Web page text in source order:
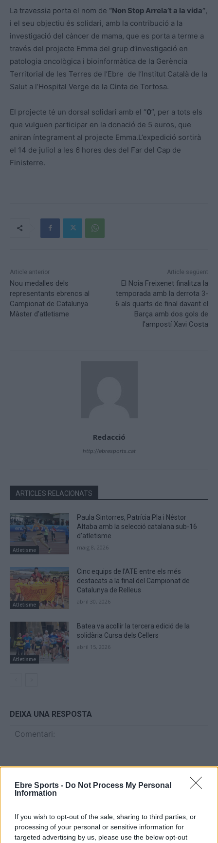
Ebre Sports - Do Not Process My Personal
Information
If you wish to opt-out of the sale, sharing to third parties, or
processing of your personal or sensitive information for
targeted advertising by us, please use the below opt-out
La travessia porta el nom de “Non Stop Arrela’t a la vida”,
i el seu objectiu és solidari, amb la contribució a la
investigació del càncer de mama, que es porta a terme a
través del projecte Emma del grup d’investigació en
patologia oncològica i bioinformàtica de la Gerència
Territorial de les Terres de l’Ebre de l’Institut Català de la
Salut a l’Hospital Verge de la Cinta de Tortosa.
El projecte té un dorsal solidari amb el “0”, per a tots els
que vulguen participar en la donació de 5 euros, que
aniran íntegrament al projecte Emma.L’expedició sortirà
el 14 de juliol a les 6 hores des del Far del Cap de
Finisterre.
Article anterior
Nou medalles dels
representants ebrencs al
Campionat de Catalunya
Màster d’atletisme
Article següent
El Noia Freixenet finalitza la
temporada amb la derrota 3-
6 als quarts de final davant el
Barça amb dos gols de
l’ampostí Xavi Costa
Redacció
http://ebresports.cat
ARTICLES RELACIONATS
Atletisme
Paula Sintorres, Patrícia Pla i Néstor
Altaba amb la selecció catalana sub-16
d’atletisme
maig 8, 2026
Atletisme
Cinc equips de l’ATE entre els més
destacats a la final del Campionat de
Catalunya de Relleus
abril 30, 2026
Atletisme
Batea va acollir la tercera edició de la
solidària Cursa dels Cellers
abril 15, 2026
DEIXA UNA RESPOSTA